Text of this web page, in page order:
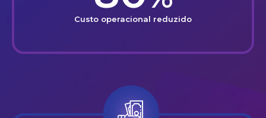
Custo operacional reduzido